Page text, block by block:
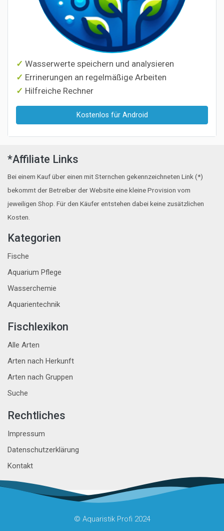
Wasserwerte speichern und analysieren
Errinerungen an regelmäßige Arbeiten
Hilfreiche Rechner
Kostenlos für Android
*Affiliate Links
Bei einem Kauf über einen mit Sternchen gekennzeichneten Link (*)
bekommt der Betreiber der Website eine kleine Provision vom
jeweiligen Shop. Für den Käufer entstehen dabei keine zusätzlichen
Kosten.
Kategorien
Fische
Aquarium Pflege
Wasserchemie
Aquarientechnik
Fischlexikon
Alle Arten
Arten nach Herkunft
Arten nach Gruppen
Suche
Rechtliches
Impressum
Datenschutzerklärung
Kontakt
© Aquaristik Profi 2024